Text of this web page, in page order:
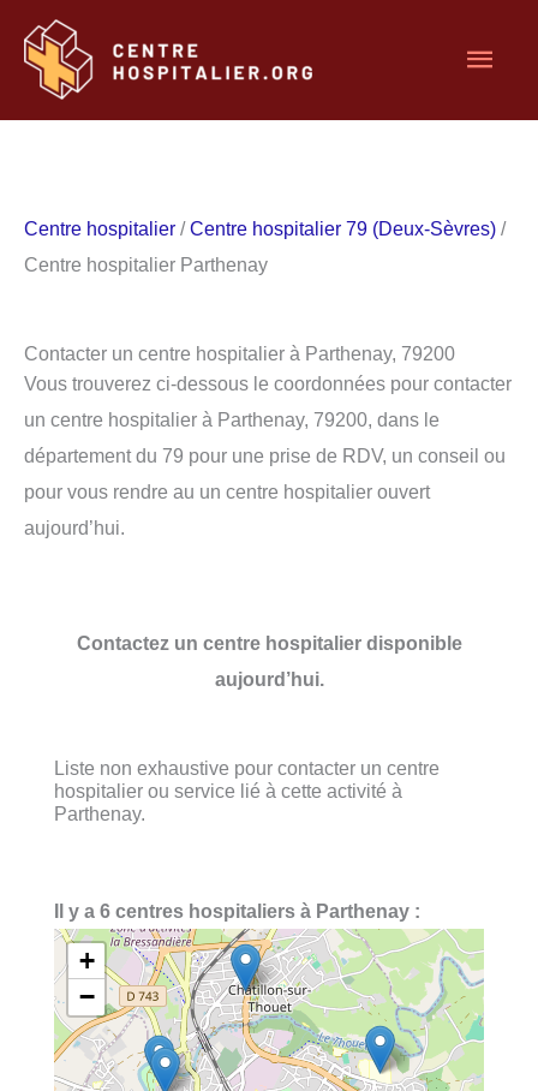
contenu
Centre hospitalier /Centre hospitalier 79 (Deux-Sèvres) /
Centre hospitalier Parthenay
Contacter un centre hospitalier à Parthenay, 79200
Vous trouverez ci-dessous le coordonnées pour contacter
un centre hospitalier à Parthenay, 79200, dans le
département du 79 pour une prise de RDV, un conseil ou
pour vous rendre au un centre hospitalier ouvert
aujourd’hui.
Contactez un centre hospitalier disponible
aujourd’hui.
Liste non exhaustive pour contacter un centre
hospitalier ou service lié à cette activité à
Parthenay.
Il y a 6 centres hospitaliers à Parthenay :
+
−